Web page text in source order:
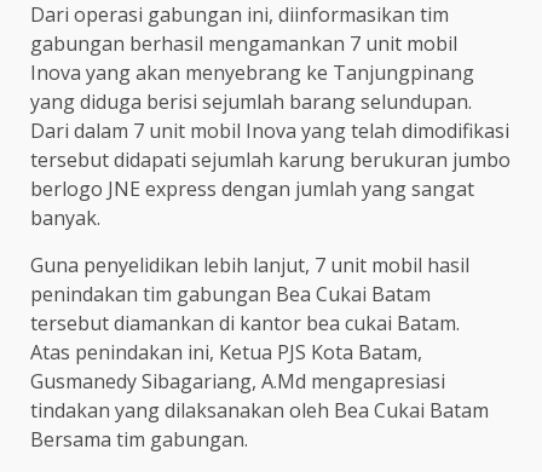
Dari operasi gabungan ini, diinformasikan tim
gabungan berhasil mengamankan 7 unit mobil
Inova yang akan menyebrang ke Tanjungpinang
yang diduga berisi sejumlah barang selundupan.
Dari dalam 7 unit mobil Inova yang telah dimodifikasi
tersebut didapati sejumlah karung berukuran jumbo
berlogo JNE express dengan jumlah yang sangat
banyak.
Guna penyelidikan lebih lanjut, 7 unit mobil hasil
penindakan tim gabungan Bea Cukai Batam
tersebut diamankan di kantor bea cukai Batam.
Atas penindakan ini, Ketua PJS Kota Batam,
Gusmanedy Sibagariang, A.Md mengapresiasi
tindakan yang dilaksanakan oleh Bea Cukai Batam
Bersama tim gabungan.